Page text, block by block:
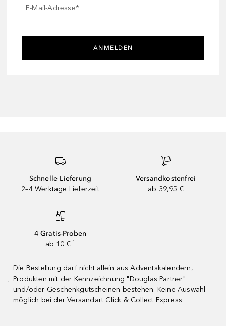
E-Mail-Adresse*
ANMELDEN
Schnelle Lieferung
2–4 Werktage Lieferzeit
Versandkostenfrei
ab 39,95 €
4 Gratis-Proben
ab 10 € ¹
¹
Die Bestellung darf nicht allein aus Adventskalendern,
Produkten mit der Kennzeichnung "Douglas Partner"
und/oder Geschenkgutscheinen bestehen. Keine Auswahl
möglich bei der Versandart Click & Collect Express